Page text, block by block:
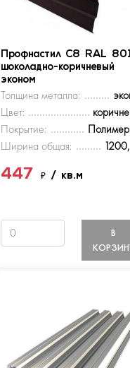
Профнастил С8 RAL
шоколадно-коричневый
эконом
Толщина металла:
Цвет:
Покрытие:
Ширина общая:
447₽/ кв.м
В